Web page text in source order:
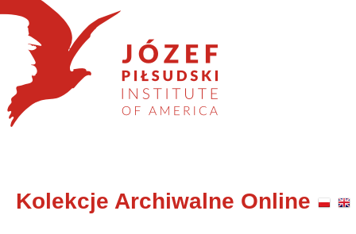
Kolekcje Archiwalne Online